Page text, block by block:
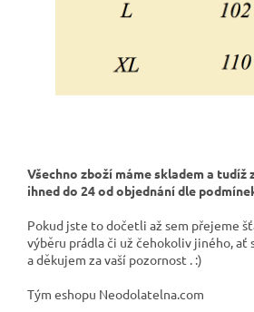
Všechno zboží máme skladem a tudíž
ihned do 24 od objednání dle
Pokud jste to dočetli až sem přejeme
výběru prádla či už čehokoliv jiného,
a děkujem za vaší pozornost . :)
Tým eshopu Neodolatelna.com